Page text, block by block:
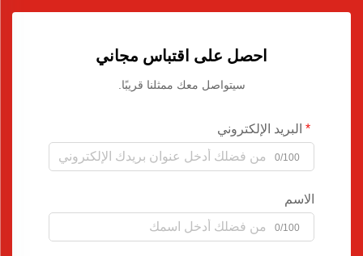
احصل على اقتباس مجاني
سيتواصل معك ممثلنا قريبًا.
البريد الإلكتروني
0/100
الاسم
0/100